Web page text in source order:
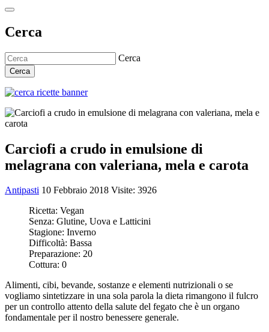
Cerca
Cerca
Cerca
Carciofi a crudo in emulsione di
melagrana con valeriana, mela e carota
Antipasti 10 Febbraio 2018 Visite: 3926
Ricetta: Vegan
Senza: Glutine, Uova e Latticini
Stagione: Inverno
Difficoltà: Bassa
Preparazione: 20
Cottura: 0
Alimenti, cibi, bevande, sostanze e elementi nutrizionali o se
vogliamo sintetizzare in una sola parola la dieta rimangono il fulcro
per un controllo attento della salute del fegato che è un organo
fondamentale per il nostro benessere generale.